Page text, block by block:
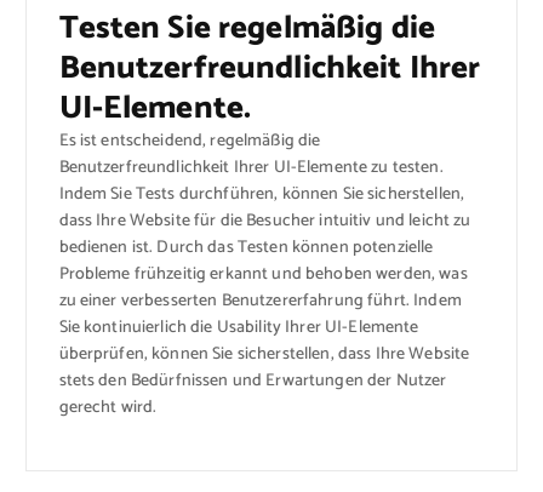
Testen Sie regelmäßig die
Benutzerfreundlichkeit Ihrer
UI-Elemente.
Es ist entscheidend, regelmäßig die
Benutzerfreundlichkeit Ihrer UI-Elemente zu testen.
Indem Sie Tests durchführen, können Sie sicherstellen,
dass Ihre Website für die Besucher intuitiv und leicht zu
bedienen ist. Durch das Testen können potenzielle
Probleme frühzeitig erkannt und behoben werden, was
zu einer verbesserten Benutzererfahrung führt. Indem
Sie kontinuierlich die Usability Ihrer UI-Elemente
überprüfen, können Sie sicherstellen, dass Ihre Website
stets den Bedürfnissen und Erwartungen der Nutzer
gerecht wird.